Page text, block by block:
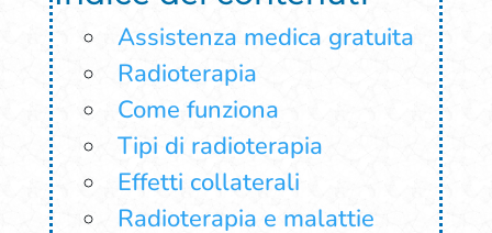
Assistenza medica gratuita
Radioterapia
Come funziona
Tipi di radioterapia
Effetti collaterali
Radioterapia e malattie